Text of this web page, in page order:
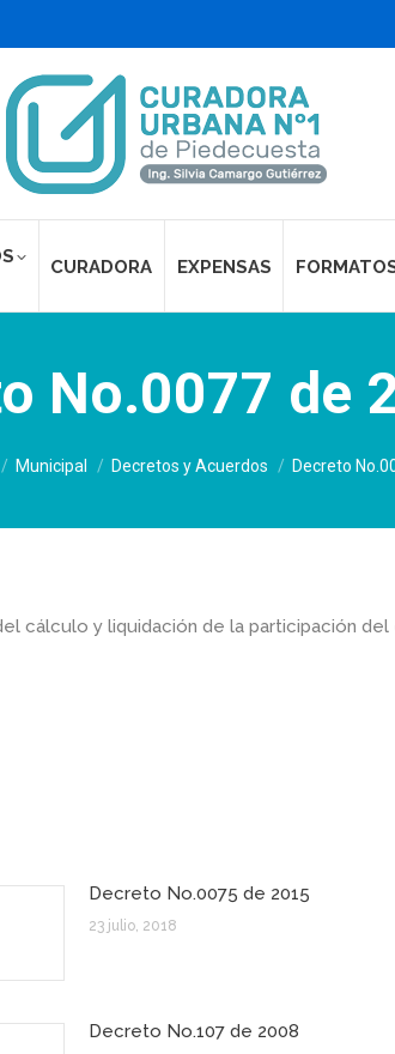
CURADORA EXPENSAS
No.0077 de
Municipal Decretos y Acuerdos Decreto
cálculo y liquidación de la participación
Decreto No.0075 de 2015
23 julio, 2018
Decreto No.107 de 2008